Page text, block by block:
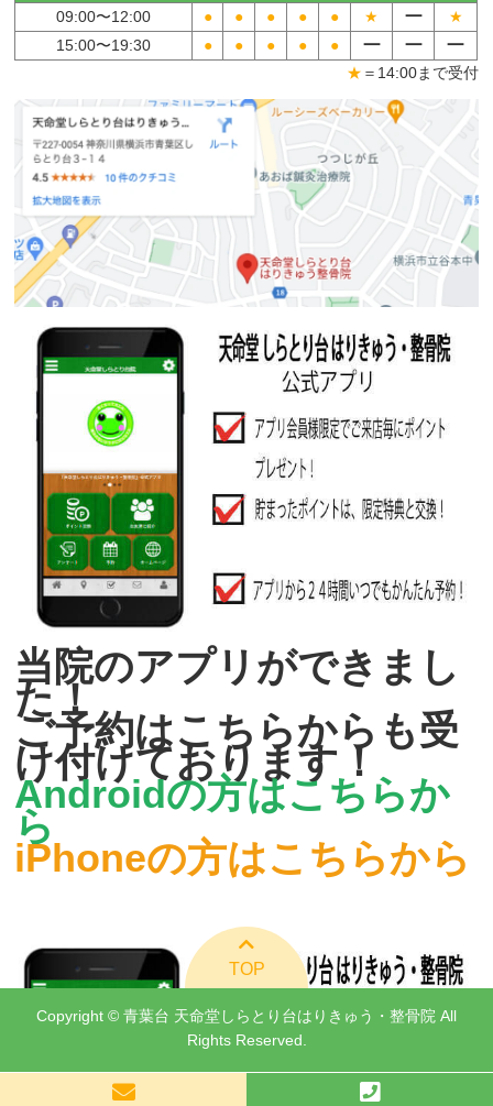
09:00〜12:00 ● ● ● ● ● ★ ー
★
15:00〜19:30 ● ● ● ● ● ー ー ー
★ ＝14:00まで受付
当院のアプリができまし
た！
ご予約はこちらからも受
け付けております！
Androidの方はこちらか
ら
iPhoneの方はこちらから
TOP
Copyright © 青葉台 天命堂しらとり台はりきゅう・整骨院 All
Rights Reserved.